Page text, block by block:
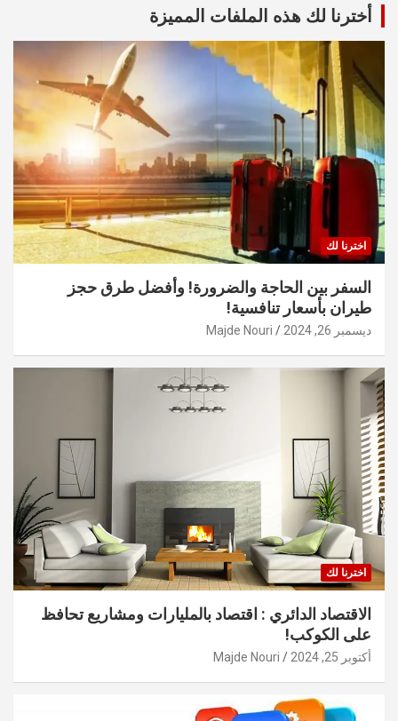
أخترنا لك هذه الملفات المميزة
اخترنا لك
السفر بين الحاجة والضرورة! وأفضل طرق حجز
طيران بأسعار تنافسية!
ديسمبر 26, 2024 Majde Nouri
اخترنا لك
الاقتصاد الدائري : اقتصاد بالمليارات ومشاريع تحافظ
على الكوكب!
أكتوبر 25, 2024 Majde Nouri